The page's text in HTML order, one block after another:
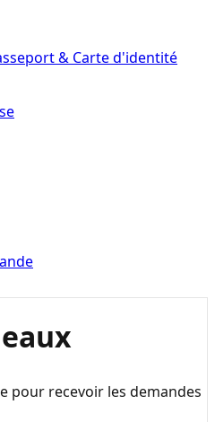
& Carte d'identité
pour recevoir les demandes